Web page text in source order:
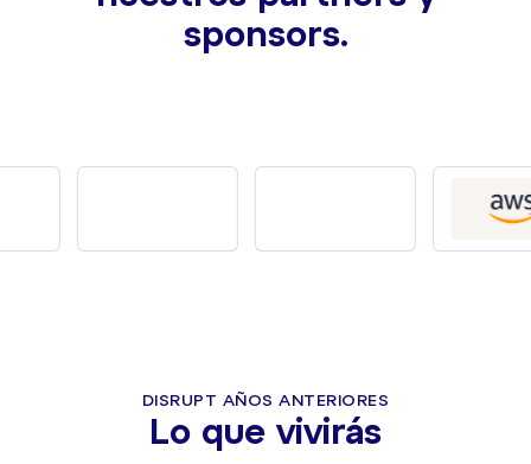
sponsors.
DISRUPT AÑOS ANTERIORES
Lo que vivirás